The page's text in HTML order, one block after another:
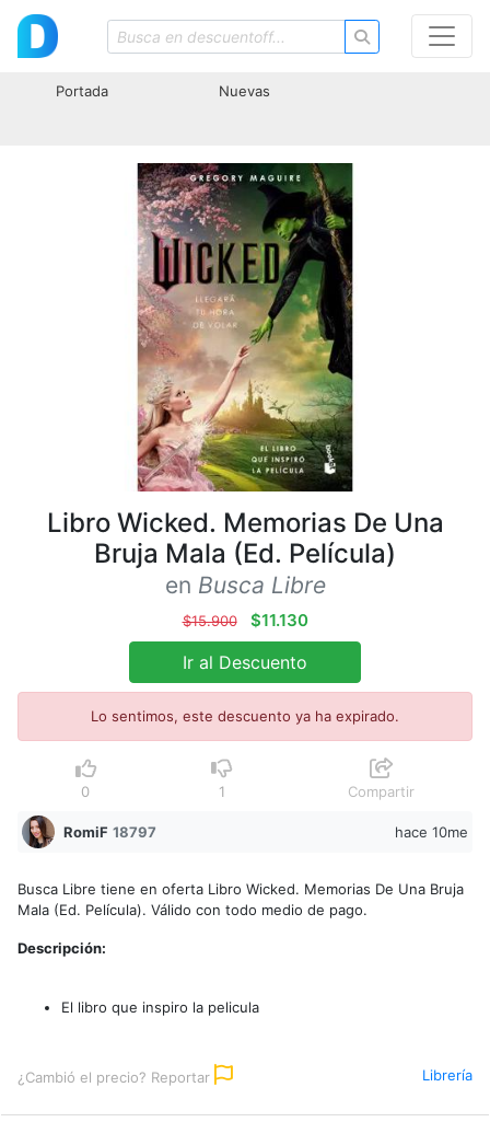
Portada Nuevas
Libro Wicked. Memorias De Una
Bruja Mala (Ed. Película)
en Busca Libre
$15.900 $11.130
Ir al Descuento
Lo sentimos, este descuento ya ha expirado.
0 1 Compartir
RomiF 18797 hace 10me
Busca Libre tiene en oferta Libro Wicked. Memorias De Una Bruja
Mala (Ed. Película). Válido con todo medio de pago.
Descripción:
El libro que inspiro la pelicula
¿Cambió el precio? Reportar Librería